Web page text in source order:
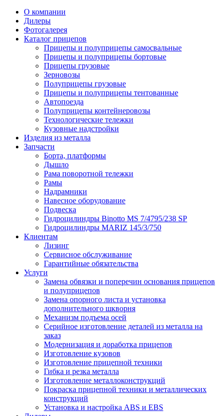
О компании
Дилеры
Фотогалерея
Каталог прицепов
Прицепы и полуприцепы самосвальные
Прицепы и полуприцепы бортовые
Прицепы грузовые
Зерновозы
Полуприцепы грузовые
Прицепы и полуприцепы тентованные
Автопоезда
Полуприцепы контейнеровозы
Технологические тележки
Кузовные надстройки
Изделия из металла
Запчасти
Борта, платформы
Дышло
Рама поворотной тележки
Рамы
Надрамники
Навесное оборудование
Подвеска
Гидроцилиндры Binotto MS 7/4795/238 SP
Гидроцилиндры MARIZ 145/3/750
Клиентам
Лизинг
Сервисное обслуживание
Гарантийные обязательства
Услуги
Замена обвязки и поперечин основания прицепов
и полуприцепов
Замена опорного листа и установка
дополнительного шкворня
Механизм подъема осей
Серийное изготовление деталей из металла на
заказ
Модернизация и доработка прицепов
Изготовление кузовов
Изготовление прицепной техники
Гибка и резка металла
Изготовление металлоконструкций
Покраска прицепной техники и металлических
конструкций
Установка и настройка ABS и EBS